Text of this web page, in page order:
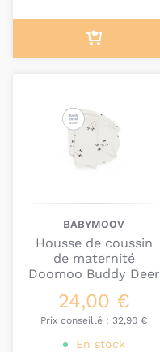
BABYMOOV
Housse de coussin
de maternité
Doomoo Buddy Deer
24,00 €
Prix conseillé : 32,90 €
En stock